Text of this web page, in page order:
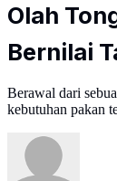
Olah
Bernilai
Berawal dari
kebutuhan pakan